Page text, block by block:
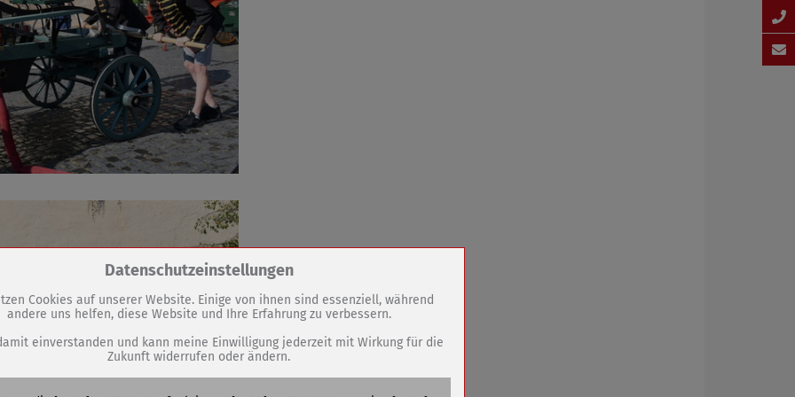
Zum Betrieb der Seite notwendige Cookies / Drittanbieter:
PHP Session Cookie
Eigentümer dieser Website (Wenko-Wenselaar GmbH & Co. KG)
Absicherung Kontaktformular / SPAM Schutz
PHPSESSID, fe_typo_user
Datenschutzeinstellungen
Cookies auf unserer Website. Einige von ihnen sind essenziell, während
andere uns helfen, diese Website und Ihre Erfahrung zu verbessern.
einverstanden und kann meine Einwilligung jederzeit mit Wirkung für die
Zukunft widerrufen oder ändern.